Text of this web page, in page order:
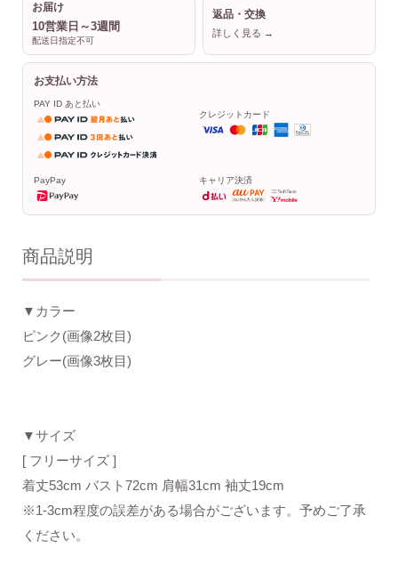
お届け
10営業日～3週間
配送日指定不可
返品・交換
詳しく見る →
お支払い方法
PAY ID あと払い
クレジットカード
PayPay キャリア決済
商品説明
▼カラー
ピンク(画像2枚目)
グレー(画像3枚目)
▼サイズ
[ フリーサイズ ]
着丈53cm バスト72cm 肩幅31cm 袖丈19cm
※1-3cm程度の誤差がある場合がございます。予めご了承
ください。